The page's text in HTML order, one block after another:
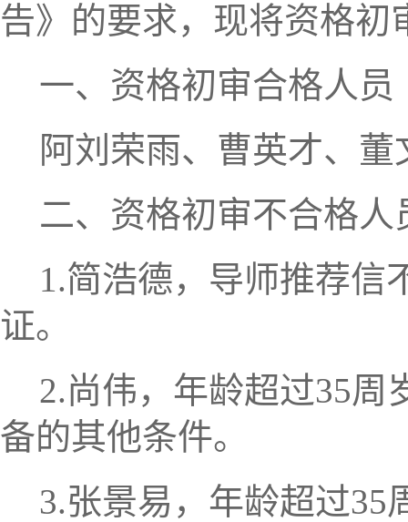
告》的要求，现将资格初
一、资格初审合格人员
阿刘荣雨、曹英才、
二、资格初审不合格人
1.简浩德，导师推荐信
证。
2.尚伟， 年龄超过35周
备的其他条件。
3.张景易， 年龄超过35